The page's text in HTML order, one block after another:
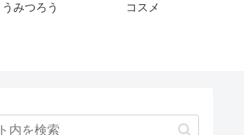
うみつろう コスメ